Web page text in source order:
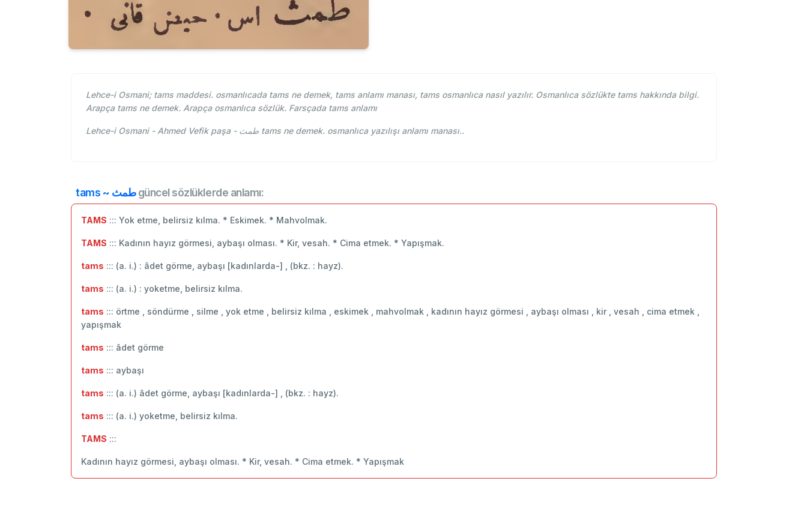
Lehce-i Osmani; tams maddesi. osmanlıcada tams ne demek, tams anlamı manası, tams osmanlıca nasıl yazılır. Osmanlıca sözlükte tams hakkında bilgi.
Arapça tams ne demek. Arapça osmanlıca sözlük. Farsçada tams anlamı
Lehce-i Osmani - Ahmed Vefik paşa - طمث tams ne demek. osmanlıca yazılışı anlamı manası..
tams ~ طمثgüncel sözlüklerde anlamı:
TAMS ::: Yok etme, belirsiz kılma. * Eskimek. * Mahvolmak.
TAMS ::: Kadının hayız görmesi, aybaşı olması. * Kir, vesah. * Cima etmek. * Yapışmak.
tams ::: (a. i.) : âdet görme, aybaşı [kadınlarda-] , (bkz. : hayz).
tams ::: (a. i.) : yoketme, belirsiz kılma.
tams ::: örtme , söndürme , silme , yok etme , belirsiz kılma , eskimek , mahvolmak , kadının hayız görmesi , aybaşı olması , kir , vesah , cima etmek ,
yapışmak
tams ::: âdet görme
tams ::: aybaşı
tams ::: (a. i.) âdet görme, aybaşı [kadınlarda-] , (bkz. : hayz).
tams ::: (a. i.) yoketme, belirsiz kılma.
TAMS :::
Kadının hayız görmesi, aybaşı olması. * Kir, vesah. * Cima etmek. * Yapışmak